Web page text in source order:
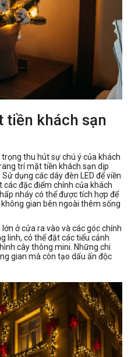
tiền khách sạn
thu hút sự chú ý của khách
trí mặt tiền khách sạn dịp
dụng các dây đèn LED để viền
đặc điểm chính của khách
nháy có thể được tích hợp để
gian bên ngoài thêm sống
ở cửa ra vào và các góc chính
linh, có thể đặt các tiểu cảnh
cây thông mini. Những chi
gian mà còn tạo dấu ấn độc